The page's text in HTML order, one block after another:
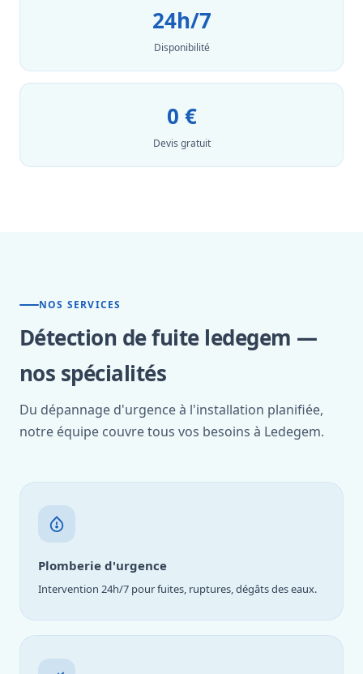
24h/7
Disponibilité
0 €
Devis gratuit
NOS SERVICES
Détection de fuite ledegem —
nos spécialités
Du dépannage d'urgence à l'installation planifiée,
notre équipe couvre tous vos besoins à Ledegem.
Plomberie d'urgence
Intervention 24h/7 pour fuites, ruptures, dégâts des eaux.